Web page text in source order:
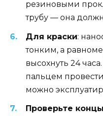
резиновыми
трубу — она
Для краски:
тонким, а
высохнуть 24
пальцем
можно
Проверьте концы